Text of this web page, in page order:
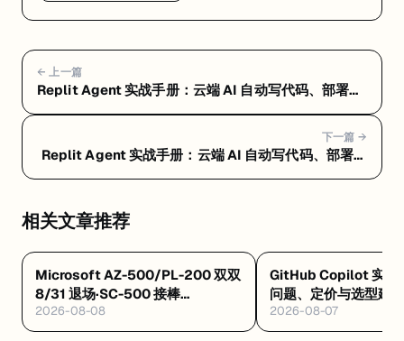
← 上一篇
Replit Agent 实战手册：云端 AI 自动写代码、部署一
下一篇 →
Replit Agent 实战手册：云端 AI 自动写代码、部署一
相关文章推荐
Microsoft AZ-500/PL-200 双双
8/31 退场·SC-500 接棒
·Databricks GenAI 工程认证解析
·Google GEAR 免费 AI 课
2026-08-08
GitHub Copilot 实战
问题、定价与选型建议
2026-08-07